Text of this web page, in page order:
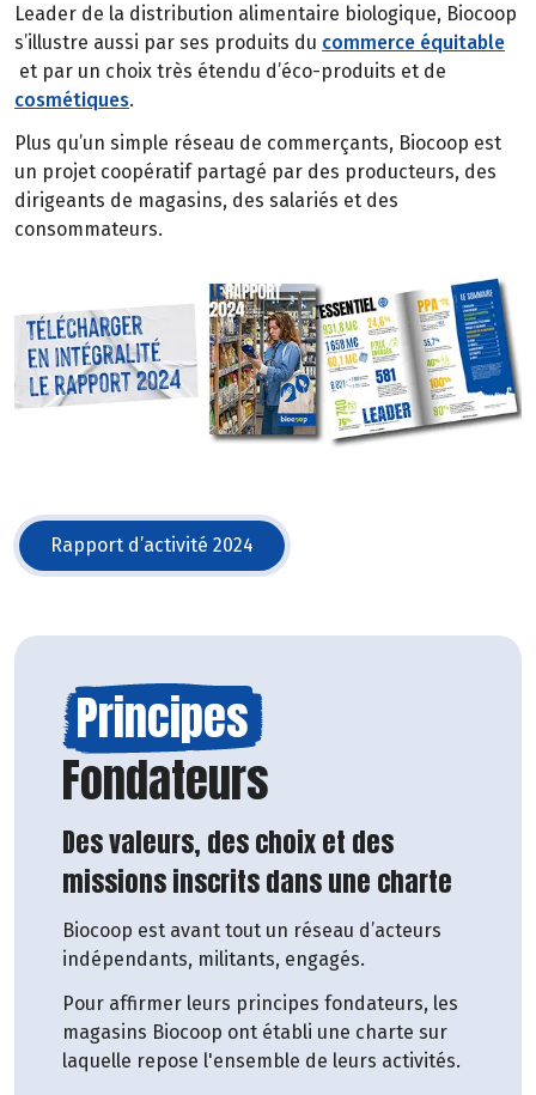
Leader de la distribution alimentaire biologique, Biocoop
s’illustre aussi par ses produits du commerce équitable
et par un choix très étendu d’éco-produits et de
cosmétiques.
Plus qu’un simple réseau de commerçants, Biocoop est
un projet coopératif partagé par des producteurs, des
dirigeants de magasins, des salariés et des
consommateurs.
Rapport d’activité 2024
(s'ouvre dans une nouvelle fenêtre)
Principes
Fondateurs
Des valeurs, des choix et des
missions inscrits dans une charte
Biocoop est avant tout un réseau d’acteurs
indépendants, militants, engagés.
Pour affirmer leurs principes fondateurs, les
magasins Biocoop ont établi une charte sur
laquelle repose l'ensemble de leurs activités.